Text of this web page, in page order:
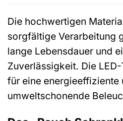
Die hochwertigen
sorgfältige Verarbeitung
lange Lebensdauer und
Zuverlässigkeit. Die
für eine energieeffiziente
umweltschonende